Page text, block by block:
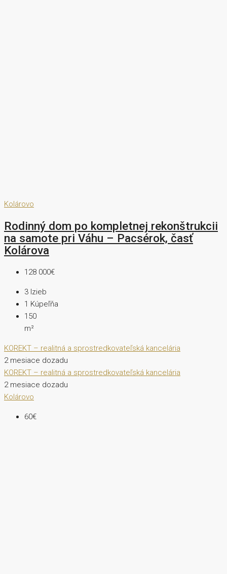
Kolárovo
Rodinný dom po kompletnej rekonštrukcii
na samote pri Váhu – Pacsérok, časť
Kolárova
128 000€
3 Izieb
1 Kúpeľňa
150
m²
KOREKT – realitná a sprostredkovateľská kancelária
2 mesiace dozadu
KOREKT – realitná a sprostredkovateľská kancelária
2 mesiace dozadu
Kolárovo
60€